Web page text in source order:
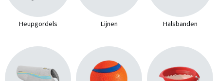
Heupgordels Lijnen Halsbanden